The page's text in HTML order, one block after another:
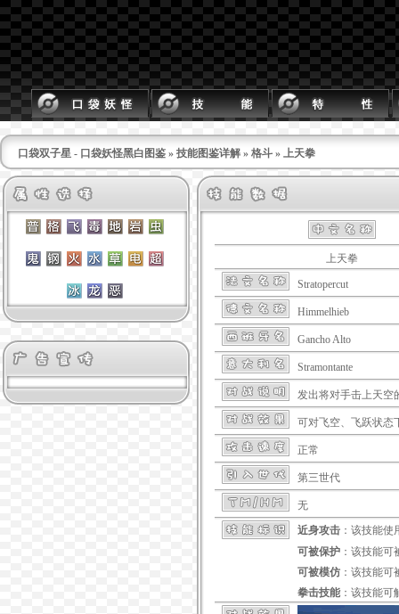
口袋双子星 - 口袋妖怪黑白图鉴 » 技能图鉴详解 » 格斗 » 上天拳
上天拳
Stratopercut
Himmelhieb
Gancho Alto
Stramontante
发出将对手击上天空
可对飞空、 飞跃状态
正常
第三世代
无
近身攻击 ：该技能
可被保护 ：该技能可
可被模仿 ：该技能可
拳击技能 ：该技能可